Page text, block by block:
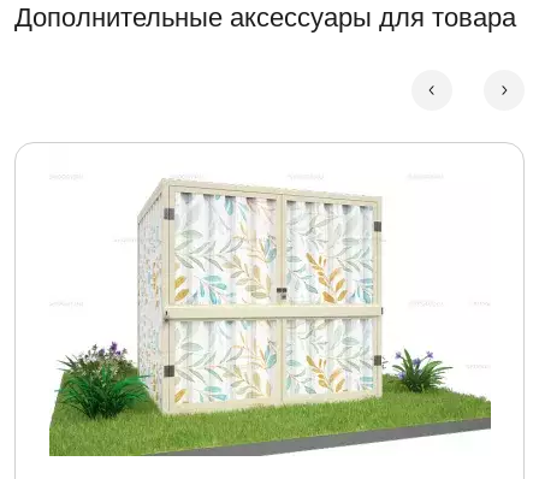
Дополнительные аксессуары для товара